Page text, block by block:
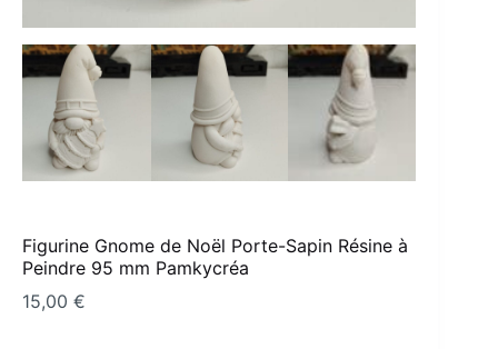
Figurine Gnome de Noël Porte-Sapin Résine à
Peindre 95 mm Pamkycréa
15,00 €